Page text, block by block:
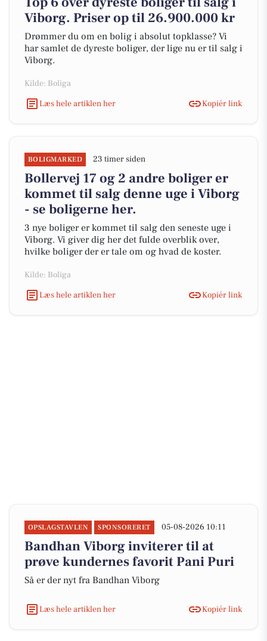
Viborg. Priser op til 26.900.000 kr
Drømmer du om en bolig i absolut topklasse? Vi
har samlet de dyreste boliger, der lige nu er til salg i
Viborg.
Kilde: Boliga
Læs hele artiklen her
Kopiér link
BOLIGMARKED 23 timer siden
Bollervej 17 og 2 andre boliger er
kommet til salg denne uge i Viborg
- se boligerne her.
3 nye boliger er kommet til salg den seneste uge i
Viborg. Vi giver dig her det fulde overblik over,
hvilke boliger der er tale om og hvad de koster.
Kilde: Boliga
Læs hele artiklen her
Kopiér link
OPSLAGSTAVLEN SPONSORERET 05-08-2026 10:11
Bandhan Viborg inviterer til at
prøve kundernes favorit Pani Puri
Så er der nyt fra Bandhan Viborg
Læs hele artiklen her Kopiér link